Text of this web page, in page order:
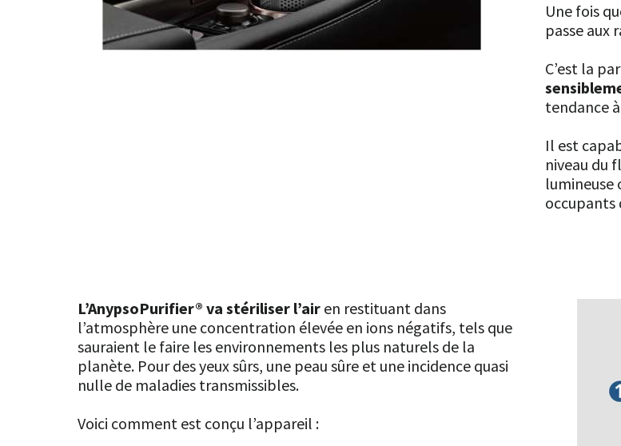
Une fois
passe aux
C’est la
tendance
Il est
niveau du
lumineuse
occupants
L’AnypsoPurifier® va stériliser l’air en restituant dans
l’atmosphère une concentration élevée en ions négatifs, tels que
sauraient le faire les environnements les plus naturels de la
planète. Pour des yeux sûrs, une peau sûre et une incidence quasi
nulle de maladies transmissibles.
Voici comment est conçu l’appareil :